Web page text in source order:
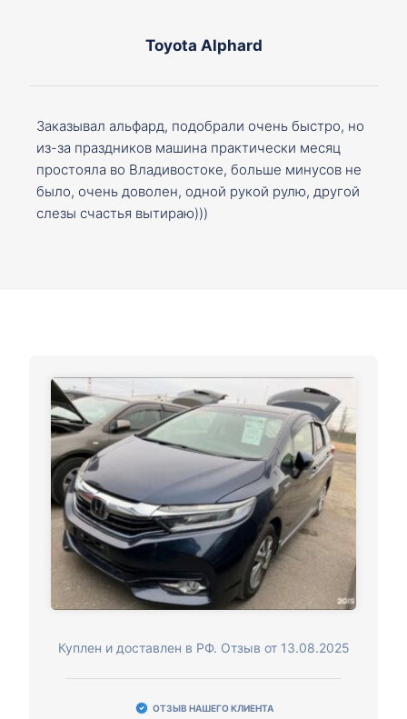
Toyota Alphard
Заказывал альфард, подобрали очень быстро, но
из-за праздников машина практически месяц
простояла во Владивостоке, больше минусов не
было, очень доволен, одной рукой рулю, другой
слезы счастья вытираю)))
Куплен и доставлен в РФ. Отзыв от 13.08.2025
ОТЗЫВ НАШЕГО КЛИЕНТА